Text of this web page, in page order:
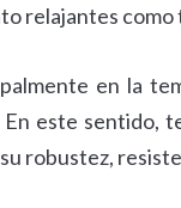
relajantes
en la
este sentido,
robustez,